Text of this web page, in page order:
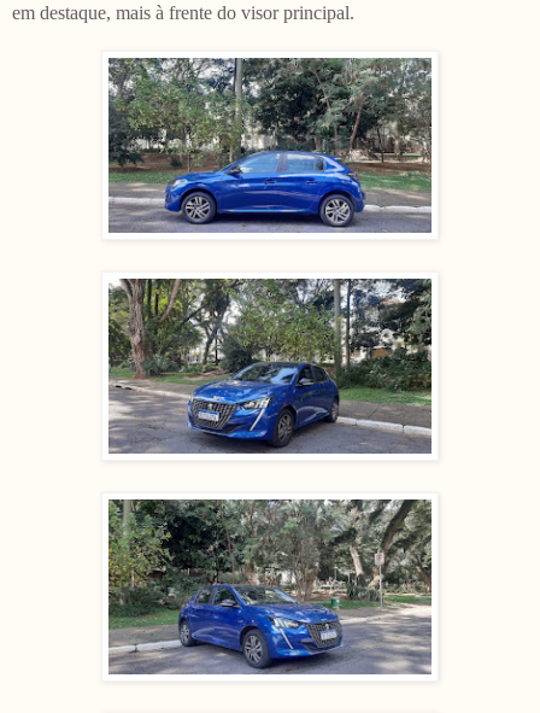
em destaque, mais à frente do visor principal.